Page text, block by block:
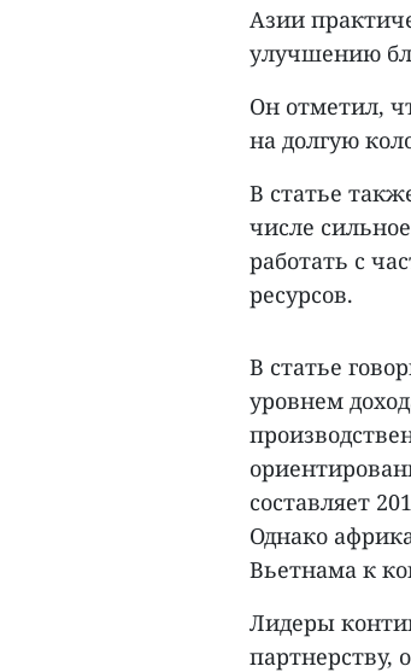
Азии
улучшению
Он отметил,
на долгую
В статье
числе
работать с
ресурсов.
В статье
уровнем
составляет
Однако
Вьетнама к
Лидеры
партнерству,